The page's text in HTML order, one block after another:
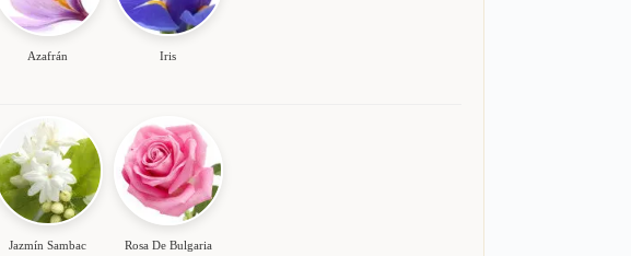
Azafrán Iris
Jazmín Sambac Rosa De Bulgaria